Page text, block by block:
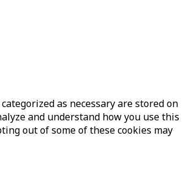
as necessary are stored on
and understand how you use this
out of some of these cookies may